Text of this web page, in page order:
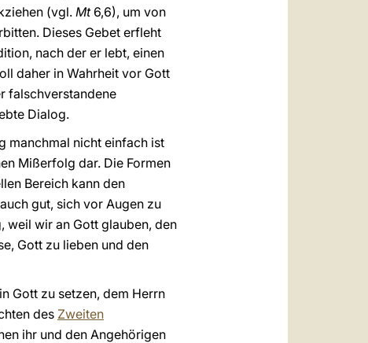
(vgl.Mt6,6), um von
Dieses Gebet erfleht
nach der er lebt, einen
daher in Wahrheit vor Gott
falschverstandene
Dialog.
manchmal nicht einfach ist
Mißerfolg dar. Die Formen
Bereich kann den
gut, sich vor Augen zu
weil wir an Gott glauben, den
Gott zu lieben und den
Gott zu setzen, dem Herrn
des Zweiten
ihr und den Angehörigen